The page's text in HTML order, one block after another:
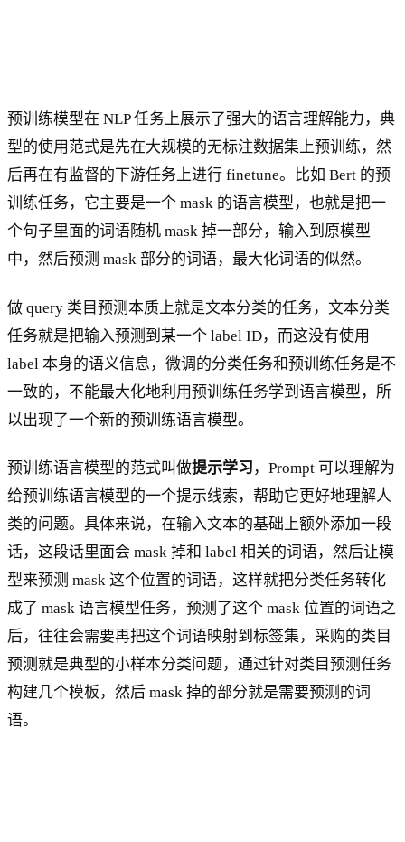
预训练模型在 NLP 任务上展示了强大的语言理解能力，典
型的使用范式是先在大规模的无标注数据集上预训练，然
后再在有监督的下游任务上进行 finetune。比如 Bert 的预
训练任务，它主要是一个 mask 的语言模型，也就是把一
个句子里面的词语随机 mask 掉一部分，输入到原模型
中，然后预测 mask 部分的词语，最大化词语的似然。
做 query 类目预测本质上就是文本分类的任务，文本分类
任务就是把输入预测到某一个 label ID，而这没有使用
label 本身的语义信息，微调的分类任务和预训练任务是不
一致的，不能最大化地利用预训练任务学到语言模型，所
以出现了一个新的预训练语言模型。
预训练语言模型的范式叫做提示学习 ，Prompt 可以理解为
给预训练语言模型的一个提示线索，帮助它更好地理解人
类的问题。具体来说，在输入文本的基础上额外添加一段
话，这段话里面会 mask 掉和 label 相关的词语，然后让模
型来预测 mask 这个位置的词语，这样就把分类任务转化
成了 mask 语言模型任务，预测了这个 mask 位置的词语之
后，往往会需要再把这个词语映射到标签集，采购的类目
预测就是典型的小样本分类问题，通过针对类目预测任务
构建几个模板，然后 mask 掉的部分就是需要预测的词
语。